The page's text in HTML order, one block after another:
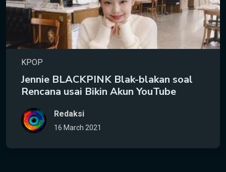
KPOP
Jennie BLACKPINK Blak-blakan soal
Rencana usai Bikin Akun YouTube
Redaksi
16 March 2021